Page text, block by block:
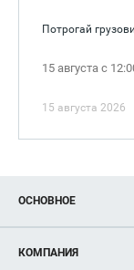
Потрогай
15 августа с
15 августа 2026
ОСНОВНОЕ
Новости
КОМПАНИЯ